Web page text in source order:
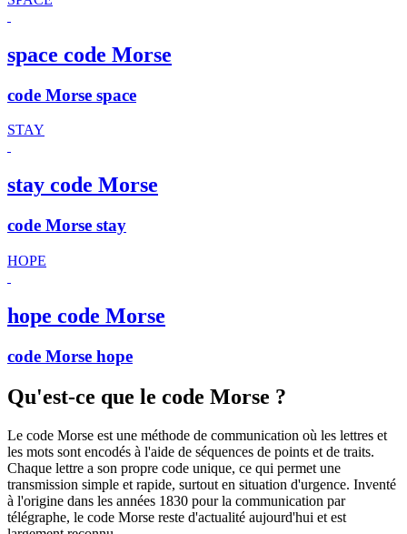
space code Morse
code Morse space
STAY
stay code Morse
code Morse stay
HOPE
hope code Morse
code Morse hope
Qu'est-ce que le code Morse ?
Le code Morse est une méthode de communication où les lettres et
les mots sont encodés à l'aide de séquences de points et de traits.
Chaque lettre a son propre code unique, ce qui permet une
transmission simple et rapide, surtout en situation d'urgence. Inventé
à l'origine dans les années 1830 pour la communication par
télégraphe, le code Morse reste d'actualité aujourd'hui et est